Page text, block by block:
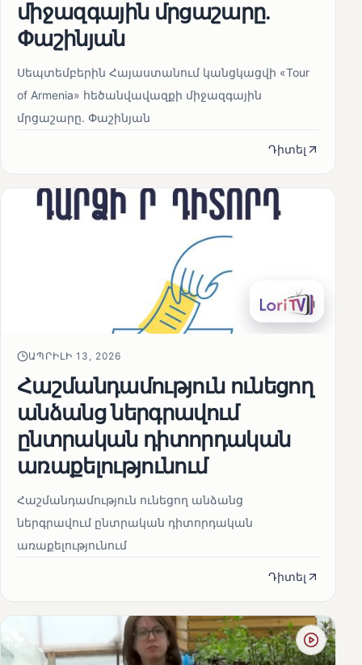
միջազգային մրցաշարը.
Փաշինյան
Սեպտեմբերին Հայաստանում կանցկացվի «Tour
of Armenia» հեծանվավազքի միջազգային
մրցաշարը. Փաշինյան
Դիտել
ԱՊՐԻԼԻ 13, 2026
Հաշմանդամություն ունեցող
անձանց ներգրավում
ընտրական դիտորդական
առաքելությունում
Հաշմանդամություն ունեցող անձանց
ներգրավում ընտրական դիտորդական
առաքելությունում
Դիտել